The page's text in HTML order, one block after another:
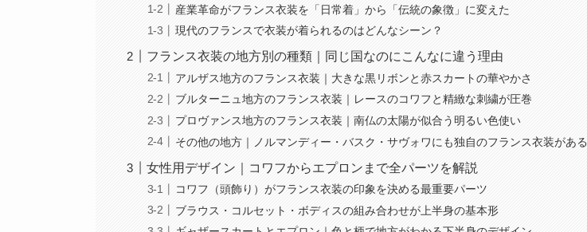
産業革命がフランス衣装を「日常着」から「伝統の象徴」に変えた
現代のフランスで衣装が着られるのはどんなシーン？
フランス衣装の地方別の種類｜同じ国なのにこんなに違う理由
アルザス地方のフランス衣装｜大きな黒リボンと赤スカートの華やかさ
ブルターニュ地方のフランス衣装｜レースのコワフと精緻な刺繍が圧巻
プロヴァンス地方のフランス衣装｜南仏の太陽が似合う明るい色使い
その他の地方｜ノルマンディー・バスク・サヴォワにも独自のフランス衣装がある
女性用デザイン｜コワフからエプロンまで全パーツを解説
コワフ（頭飾り）がフランス衣装の印象を決める最重要パーツ
ブラウス・コルセット・ボディスの組み合わせが上半身の基本形